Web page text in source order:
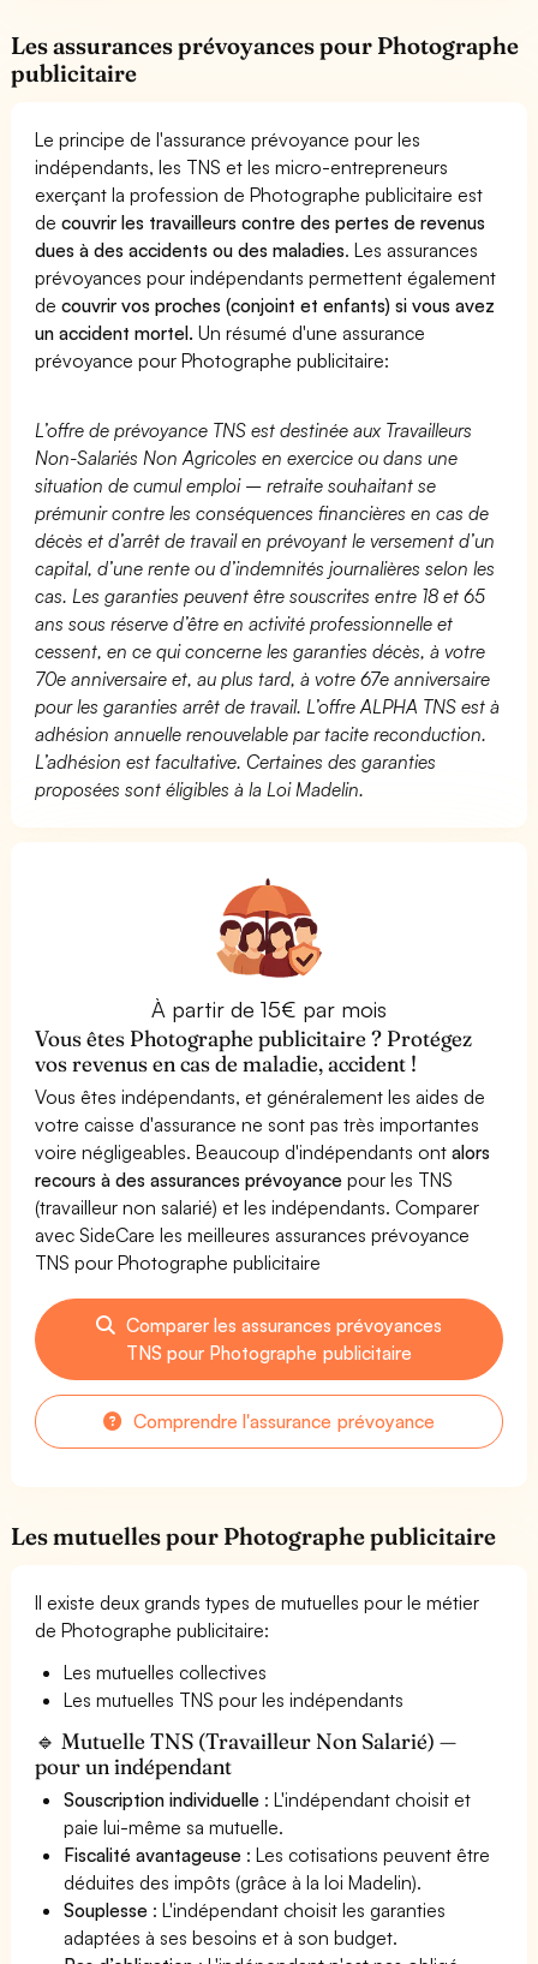
Les assurances prévoyances pour Photographe
publicitaire
Le principe de l'assurance prévoyance pour les
indépendants, les TNS et les micro-entrepreneurs
exerçant la profession de Photographe publicitaire est
decouvrir les travailleurs contre des pertes de revenus
dues à des accidents ou des maladies. Les assurances
prévoyances pour indépendants permettent également
decouvrir vos proches (conjoint et enfants) si vous avez
un accident mortel. Un résumé d'une assurance
prévoyance pour Photographe publicitaire:
L’offre de prévoyance TNS est destinée aux Travailleurs
Non-Salariés Non Agricoles en exercice ou dans une
situation de cumul emploi – retraite souhaitant se
prémunir contre les conséquences financières en cas de
décès et d’arrêt de travail en prévoyant le versement d’un
capital, d’une rente ou d’indemnités journalières selon les
cas. Les garanties peuvent être souscrites entre 18 et 65
ans sous réserve d’être en activité professionnelle et
cessent, en ce qui concerne les garanties décès, à votre
70e anniversaire et, au plus tard, à votre 67e anniversaire
pour les garanties arrêt de travail. L’offre ALPHA TNS est à
adhésion annuelle renouvelable par tacite reconduction.
L’adhésion est facultative. Certaines des garanties
proposées sont éligibles à la Loi Madelin.
À partir de 15€ par mois
Vous êtes Photographe publicitaire ? Protégez
vos revenus en cas de maladie, accident !
Vous êtes indépendants, et généralement les aides de
votre caisse d'assurance ne sont pas très importantes
voire négligeables. Beaucoup d'indépendants ontalors
recours à des assurances prévoyance pour les TNS
(travailleur non salarié) et les indépendants. Comparer
avec SideCare les meilleures assurances prévoyance
TNS pour Photographe publicitaire
Comparer les assurances prévoyances
TNS pour Photographe publicitaire
Comprendre l'assurance prévoyance
Les mutuelles pour Photographe publicitaire
Il existe deux grands types de mutuelles pour le métier
de Photographe publicitaire:
Les mutuelles collectives
Les mutuelles TNS pour les indépendants
🔹 Mutuelle TNS (Travailleur Non Salarié) —
pour un indépendant
Souscription individuelle : L'indépendant choisit et
paie lui-même sa mutuelle.
Fiscalité avantageuse : Les cotisations peuvent être
déduites des impôts (grâce à la loi Madelin).
Souplesse : L'indépendant choisit les garanties
adaptées à ses besoins et à son budget.